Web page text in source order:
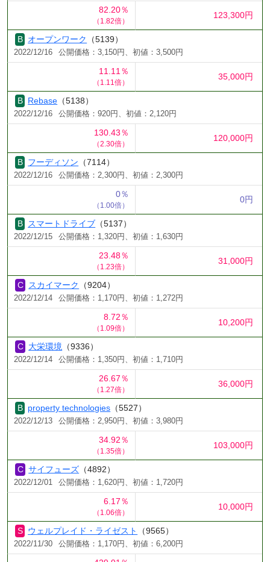
82.20％
（1.82倍）
123,300円
オープンワーク （5139）
2022/12/16 公開価格：3,150円、初値：3,500円
11.11％
（1.11倍）
35,000円
Rebase （5138）
2022/12/16 公開価格：920円、初値：2,120円
130.43％
（2.30倍）
120,000円
フーディソン （7114）
2022/12/16 公開価格：2,300円、初値：2,300円
0％
（1.00倍）
0円
スマートドライブ （5137）
2022/12/15 公開価格：1,320円、初値：1,630円
23.48％
（1.23倍）
31,000円
スカイマーク （9204）
2022/12/14 公開価格：1,170円、初値：1,272円
8.72％
（1.09倍）
10,200円
大栄環境 （9336）
2022/12/14 公開価格：1,350円、初値：1,710円
26.67％
（1.27倍）
36,000円
property technologies （5527）
2022/12/13 公開価格：2,950円、初値：3,980円
34.92％
（1.35倍）
103,000円
サイフューズ （4892）
2022/12/01 公開価格：1,620円、初値：1,720円
6.17％
（1.06倍）
10,000円
ウェルプレイド・ライゼスト （9565）
2022/11/30 公開価格：1,170円、初値：6,200円